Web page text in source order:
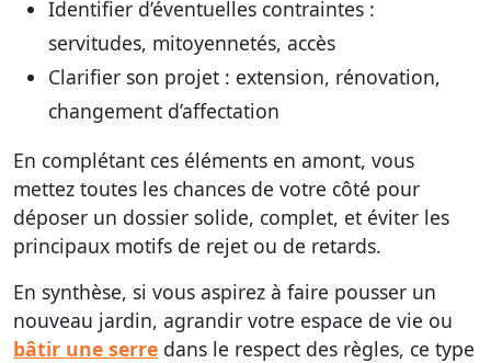
Identifier d’éventuelles contraintes :
servitudes, mitoyennetés, accès
Clarifier son projet : extension, rénovation,
changement d’affectation
En complétant ces éléments en amont, vous
mettez toutes les chances de votre côté pour
déposer un dossier solide, complet, et éviter les
principaux motifs de rejet ou de retards.
En synthèse, si vous aspirez à faire pousser un
nouveau jardin, agrandir votre espace de vie ou
bâtir une serre dans le respect des règles, ce type